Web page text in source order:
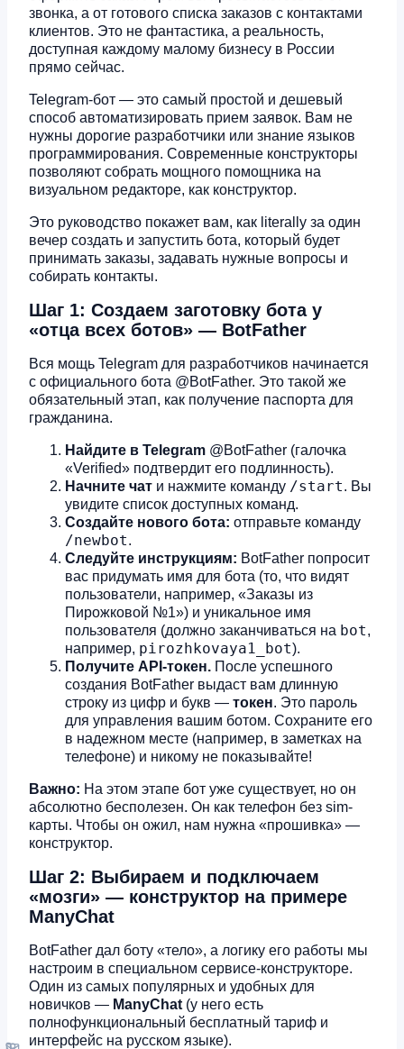
звонка, а от готового списка заказов с контактами
клиентов. Это не фантастика, а реальность,
доступная каждому малому бизнесу в России
прямо сейчас.
Telegram-бот — это самый простой и дешевый
способ автоматизировать прием заявок. Вам не
нужны дорогие разработчики или знание языков
программирования. Современные конструкторы
позволяют собрать мощного помощника на
визуальном редакторе, как конструктор.
Это руководство покажет вам, как literally за один
вечер создать и запустить бота, который будет
принимать заказы, задавать нужные вопросы и
собирать контакты.
Шаг 1: Создаем заготовку бота у
«отца всех ботов» — BotFather
Вся мощь Telegram для разработчиков начинается
с официального бота @BotFather. Это такой же
обязательный этап, как получение паспорта для
гражданина.
Найдите в Telegram @BotFather (галочка
«Verified» подтвердит его подлинность).
Начните чат и нажмите команду /start. Вы
увидите список доступных команд.
Создайте нового бота: отправьте команду
/newbot.
Следуйте инструкциям: BotFather попросит
вас придумать имя для бота (то, что видят
пользователи, например, «Заказы из
Пирожковой №1») и уникальное имя
пользователя (должно заканчиваться на bot,
например, pirozhkovaya1_bot).
Получите API-токен. После успешного
создания BotFather выдаст вам длинную
строку из цифр и букв — токен. Это пароль
для управления вашим ботом. Сохраните его
в надежном месте (например, в заметках на
телефоне) и никому не показывайте!
Важно: На этом этапе бот уже существует, но он
абсолютно бесполезен. Он как телефон без sim-
карты. Чтобы он ожил, нам нужна «прошивка» —
конструктор.
Шаг 2: Выбираем и подключаем
«мозги» — конструктор на примере
ManyChat
BotFather дал боту «тело», а логику его работы мы
настроим в специальном сервисе-конструкторе.
Один из самых популярных и удобных для
новичков — ManyChat (у него есть
полнофункциональный бесплатный тариф и
интерфейс на русском языке).